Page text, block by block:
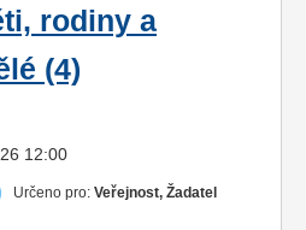
rodiny a
(4)
12:00
Určeno pro: Veřejnost, Žadatel